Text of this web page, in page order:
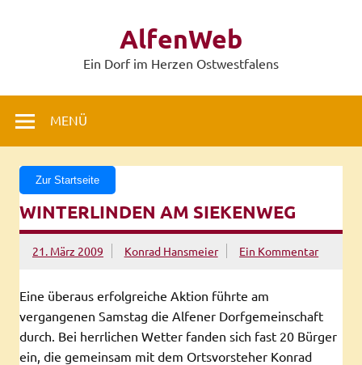
AlfenWeb
Ein Dorf im Herzen Ostwestfalens
MENÜ
Zur Startseite
WINTERLINDEN AM SIEKENWEG
21. März 2009 Konrad Hansmeier Ein Kommentar
Eine überaus erfolgreiche Aktion führte am
vergangenen Samstag die Alfener Dorfgemeinschaft
durch. Bei herrlichen Wetter fanden sich fast 20 Bürger
ein, die gemeinsam mit dem Ortsvorsteher Konrad